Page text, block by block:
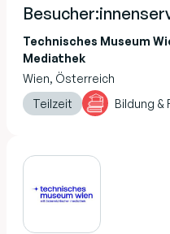
Technisches Museum
Mediathek
Wien, Österreich
Teilzeit
Bildung &